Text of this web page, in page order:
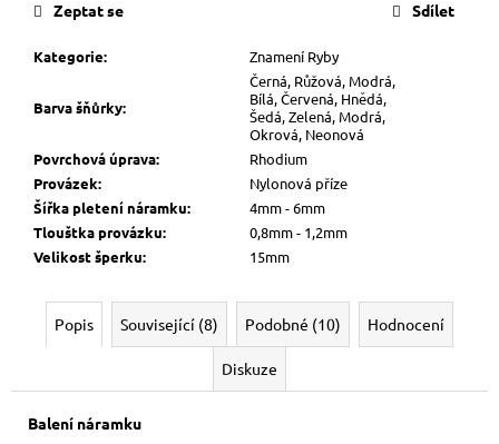
Kategorie: Znamení Ryby
Barva šňůrky:
Černá, Růžová, Modrá,
Bílá, Červená, Hnědá,
Šedá, Zelená, Modrá,
Okrová, Neonová
Povrchová úprava:
Rhodium
Provázek:
Nylonová příze
Šířka pletení náramku:
4mm - 6mm
Tlouštka provázku:
0,8mm - 1,2mm
Velikost šperku: 15mm
Zeptat se Sdílet
Popis Související (8) Podobné (10) Hodnocení
Diskuze
Balení náramku